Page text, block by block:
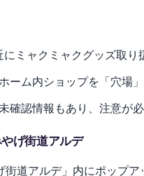
ミャクミャクグッズ取
ーム内ショップを「穴場
確認情報もあり、注意が
げ街道アルデ
街道アルデ」内にポップ